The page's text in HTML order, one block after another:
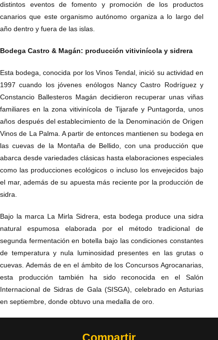
distintos eventos de fomento y promoción de los productos
canarios que este organismo autónomo organiza a lo largo del
año dentro y fuera de las islas.
Bodega Castro & Magán: producción vitivinícola y sidrera
Esta bodega, conocida por los Vinos Tendal, inició su actividad en
1997 cuando los jóvenes enólogos Nancy Castro Rodríguez y
Constancio Ballesteros Magán decidieron recuperar unas viñas
familiares en la zona vitivinícola de Tijarafe y Puntagorda, unos
años después del establecimiento de la Denominación de Origen
Vinos de La Palma. A partir de entonces mantienen su bodega en
las cuevas de la Montaña de Bellido, con una producción que
abarca desde variedades clásicas hasta elaboraciones especiales
como las producciones ecológicos o incluso los envejecidos bajo
el mar, además de su apuesta más reciente por la producción de
sidra.
Bajo la marca La Mirla Sidrera, esta bodega produce una sidra
natural espumosa elaborada por el método tradicional de
segunda fermentación en botella bajo las condiciones constantes
de temperatura y nula luminosidad presentes en las grutas o
cuevas. Además de en el ámbito de los Concursos Agrocanarias,
esta producción también ha sido reconocida en el Salón
Internacional de Sidras de Gala (SISGA), celebrado en Asturias
en septiembre, donde obtuvo una medalla de oro.